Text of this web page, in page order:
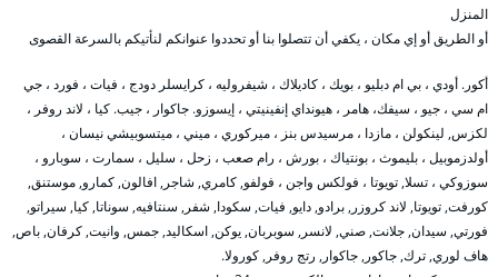
المنزل
أو الطريق أو إي مكان ، يكفي أن تتصلوا بنا أو تحددوا عنوانكم لنأتيكم بالسرعة القصوى
أكور. أودي ، بي ام دبليو ، بويك ، كاديلاك ، شيفروليه ، كرايسلر دودج ، فيات ، فورد ، جي
ام سي ، جيو ، سيفك، هامر ، هيونداي إنفينيتي ، إيسوزو. جاكوار ، جيب. كيا ، لاند روفر ،
لكزس, لينكولن ، مازدا ، مرسيدس بنز ، ميركوري ، ميني ، ميتسوبيشي نيسان ،
أولدزموبيل ، بليموث ، بونتياك ، بورش ، رام صعب ، زحل ، سليل ، سمارت ، سوبارو ،
سوزوكي ، تسلا, تويوتا ، فولكس واجن ، فولفو, كامري, شاجر, افالون, كمارو, موستنق,
كورفت, تويوتا, لاند كروزر, برادو, دايو, فيات, سكودا, شفر, سنتافيه, سوناتا, كيا, سيراتو,
فورتي, سيدان, جلانت, صني, لانسر, سوبربان, يوكن, اسكاليد, جمس, وانيت, كرفان, باص,
هاف لوري, ترك, جاكور, جاكوار, رتج روفر, كورولا.